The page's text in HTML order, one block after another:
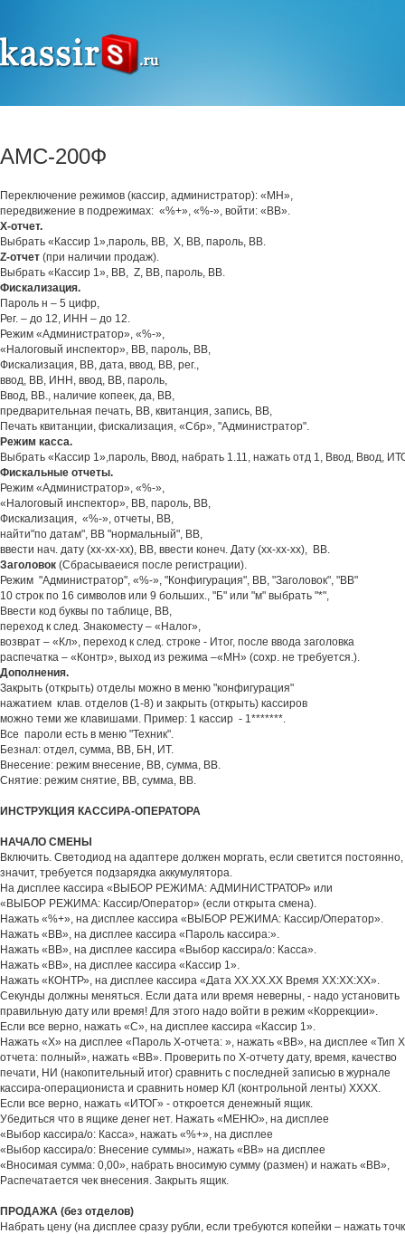
АМС-200Ф
Переключение режимов (кассир, администратор): «МН»,
передвижение в подрежимах: «%+», «%-», войти: «ВВ».
Х-отчет.
Выбрать «Кассир 1»,пароль, ВВ, Х, ВВ, пароль, ВВ.
Z-отчет (при наличии продаж).
Выбрать «Кассир 1», ВВ, Z, ВВ, пароль, ВВ.
Фискализация.
Пароль н – 5 цифр,
Рег. – до 12, ИНН – до 12.
Режим «Администратор», «%-»,
«Налоговый инспектор», ВВ, пароль, ВВ,
Фискализация, ВВ, дата, ввод, ВВ, рег.,
ввод, ВВ, ИНН, ввод, ВВ, пароль,
Ввод, ВВ., наличие копеек, да, ВВ,
предварительная печать, ВВ, квитанция, запись, ВВ,
Печать квитанции, фискализация, «Сбр», "Администратор".
Режим касса.
Выбрать «Кассир 1»,пароль, Ввод, набрать 1.11, нажать отд 1, Ввод, Ввод,
Фискальные отчеты.
Режим «Администратор», «%-»,
«Налоговый инспектор», ВВ, пароль, ВВ,
Фискализация, «%-», отчеты, ВВ,
найти"по датам", ВВ "нормальный", ВВ,
ввести нач. дату (хх-хх-хх), ВВ, ввести конеч. Дату (хх-хх-хх), ВВ.
Заголовок (Сбрасываеися после регистрации).
Режим "Администратор", «%-», "Конфигурация", ВВ, "Заголовок", "ВВ"
10 строк по 16 символов или 9 больших., "Б" или "м" выбрать "*",
Ввести код буквы по таблице, ВВ,
переход к след. Знакоместу – «Налог»,
возврат – «Кл», переход к след. строке - Итог, после ввода заголовка
распечатка – «Контр», выход из режима –«МН» (сохр. не требуется.).
Дополнения.
Закрыть (открыть) отделы можно в меню "конфигурация"
нажатием клав. отделов (1-8) и закрыть (открыть) кассиров
можно теми же клавишами. Пример: 1 кассир - 1*******.
Все пароли есть в меню "Техник".
Безнал: отдел, сумма, ВВ, БН, ИТ.
Внесение: режим внесение, ВВ, сумма, ВВ.
Снятие: режим снятие, ВВ, сумма, ВВ.
ИНСТРУКЦИЯ КАССИРА-ОПЕРАТОРА
НАЧАЛО СМЕНЫ
Включить. Светодиод на адаптере должен моргать, если светится постоянно,
значит, требуется подзарядка аккумулятора.
На дисплее кассира «ВЫБОР РЕЖИМА: АДМИНИСТРАТОР» или
«ВЫБОР РЕЖИМА: Кассир/Оператор» (если открыта смена).
Нажать «%+», на дисплее кассира «ВЫБОР РЕЖИМА: Кассир/Оператор».
Нажать «ВВ», на дисплее кассира «Пароль кассира:».
Нажать «ВВ», на дисплее кассира «Выбор кассира/о: Касса».
Нажать «ВВ», на дисплее кассира «Кассир 1».
Нажать «КОНТР», на дисплее кассира «Дата ХХ.ХХ.ХХ Время ХХ:ХХ:ХХ».
Секунды должны меняться. Если дата или время неверны, - надо установить
правильную дату или время! Для этого надо войти в режим «Коррекции».
Если все верно, нажать «С», на дисплее кассира «Кассир 1».
Нажать «Х» на дисплее «Пароль Х-отчета: », нажать «ВВ», на дисплее «Тип
отчета: полный», нажать «ВВ». Проверить по Х-отчету дату, время, качество
печати, НИ (накопительный итог) сравнить с последней записью в журнале
кассира-операциониста и сравнить номер КЛ (контрольной ленты) ХХХХ.
Если все верно, нажать «ИТОГ» - откроется денежный ящик.
Убедиться что в ящике денег нет. Нажать «МЕНЮ», на дисплее
«Выбор кассира/о: Касса», нажать «%+», на дисплее
«Выбор кассира/о: Внесение суммы», нажать «ВВ» на дисплее
«Вносимая сумма: 0,00», набрать вносимую сумму (размен) и нажать «ВВ»,
Распечатается чек внесения. Закрыть ящик.
ПРОДАЖА (без отделов)
Набрать цену (на дисплее сразу рубли, если требуются копейки – нажать